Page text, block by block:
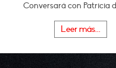
Conversará con Patricia
Leer más...